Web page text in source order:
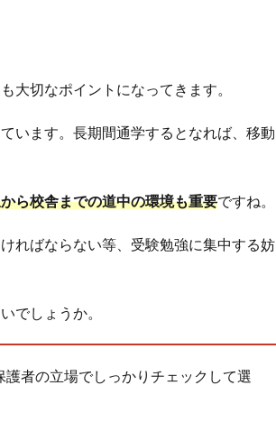
大切なポイントになってきます。
います。長期間通学するとなれば、移動
ら校舎までの道中の環境も重要ですね。
ればならない等、受験勉強に集中する妨
でしょうか。
者の立場でしっかりチェックして選